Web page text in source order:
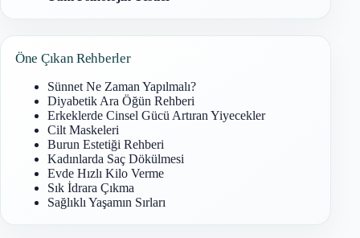
Öne Çıkan Rehberler
Sünnet Ne Zaman Yapılmalı?
Diyabetik Ara Öğün Rehberi
Erkeklerde Cinsel Gücü Artıran Yiyecekler
Cilt Maskeleri
Burun Estetiği Rehberi
Kadınlarda Saç Dökülmesi
Evde Hızlı Kilo Verme
Sık İdrara Çıkma
Sağlıklı Yaşamın Sırları